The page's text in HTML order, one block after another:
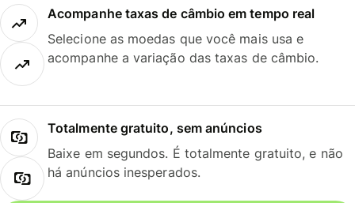
Acompanhe taxas de câmbio em tempo real
Selecione as moedas que você mais usa e
acompanhe a variação das taxas de câmbio.
Totalmente gratuito, sem anúncios
Baixe em segundos. É totalmente gratuito, e não
há anúncios inesperados.